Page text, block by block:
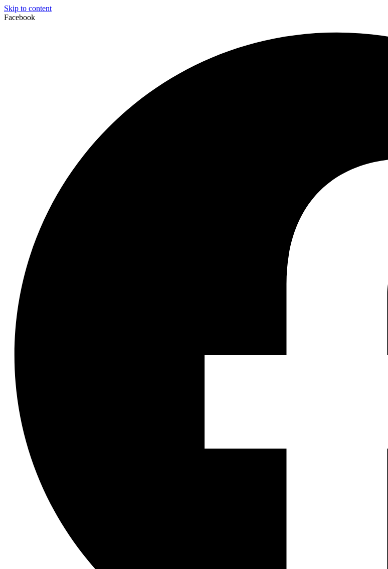
Skip to content
Facebook